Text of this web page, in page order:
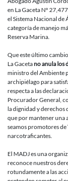
en La Gaceta N°
el Sistema Nacional de
categoría de manejo
Reserva Marina.
Que este último
La Gacetano anula los
ministro del Ambiente
archipiélago para
respecta a las
Procurador General,
la dignidad y derechos
que por mantener una
seamos promotores de
narcotraficantes.
El MADJ es una
reconoce nuestros
rotundamente a las